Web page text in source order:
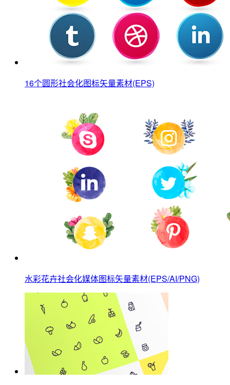
16个圆形社会化图标矢量素材(EPS)
水彩花卉社会化媒体图标矢量素材(EPS/AI/PNG)